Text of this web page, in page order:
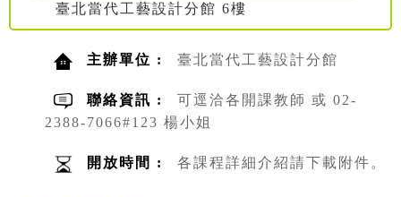
臺北當代工藝設計分館 6樓
主辦單位 : 臺北當代工藝設計分館
聯絡資訊 :
可逕洽各開課教師 或 02-
2388-7066#123 楊小姐
開放時間 : 各課程詳細介紹請下載附件。